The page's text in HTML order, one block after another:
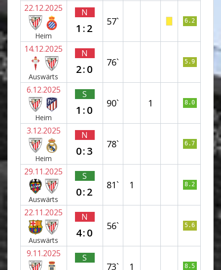
22.12.2025
Heim
N
1:2
57` 6.2
14.12.2025
Auswärts
N
2:0
76` 5.9
6.12.2025
Heim
S
1:0
90` 1 8.0
3.12.2025
Heim
N
0:3
78` 6.7
29.11.2025
Auswärts
S
0:2
81` 1 8.2
22.11.2025
Auswärts
N
4:0
56` 5.6
9.11.2025 S
73` 1 8.5